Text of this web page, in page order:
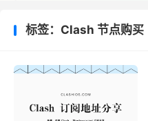
标签：Clash 节点购买